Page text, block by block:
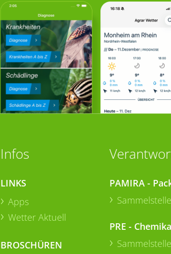
Infos
LINKS
Apps
Wetter Aktuell
BROSCHÜREN
PAMIRA -
PRE -